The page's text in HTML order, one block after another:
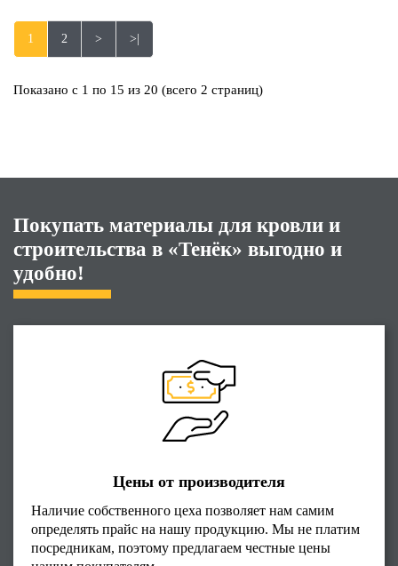
1 2 > >|
Показано с 1 по 15 из 20 (всего 2 страниц)
Покупать материалы для кровли и
строительства в «Тенёк» выгодно и
удобно!
Цены от производителя
Наличие собственного цеха позволяет нам самим
определять прайс на нашу продукцию. Мы не платим
посредникам, поэтому предлагаем честные цены